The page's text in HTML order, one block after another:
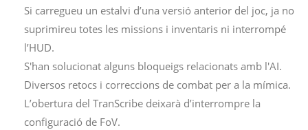
Si carregueu un estalvi d’una versió anterior del joc, ja no
suprimireu totes les missions i inventaris ni interrompé
l’HUD.
S'han solucionat alguns bloqueigs relacionats amb l'AI.
Diversos retocs i correccions de combat per a la mímica.
L’obertura del TranScribe deixarà d’interrompre la
configuració de FoV.